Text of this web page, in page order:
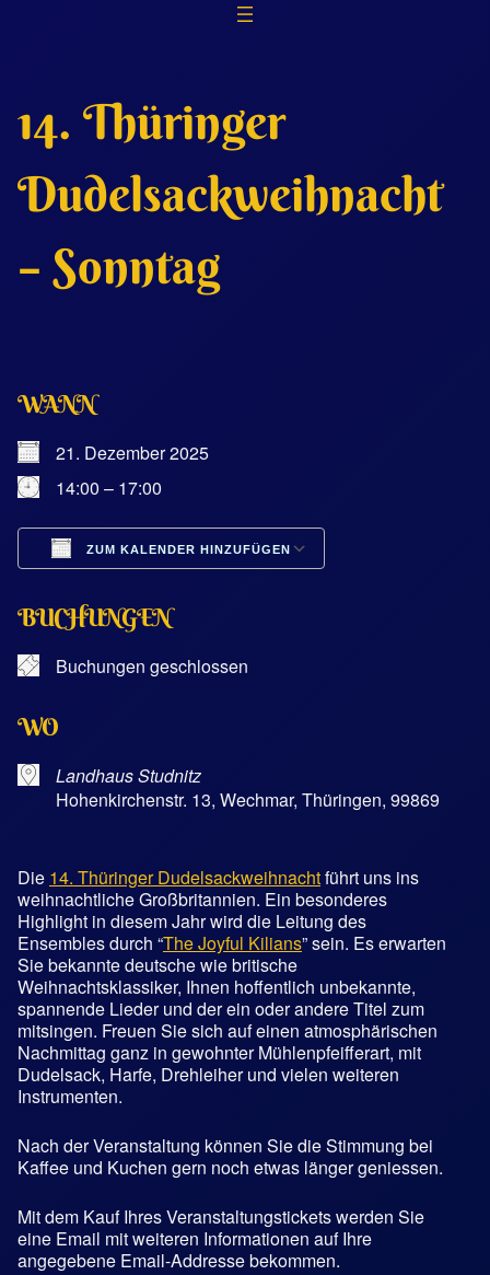
14. Thüringer
Dudelsackweihnacht
– Sonntag
WANN
21. Dezember 2025
14:00 – 17:00
ZUM KALENDER HINZUFÜGEN
BUCHUNGEN
Buchungen geschlossen
WO
Landhaus Studnitz
Hohenkirchenstr. 13, Wechmar, Thüringen, 99869
Die 14. Thüringer Dudelsackweihnachtführt uns ins
weihnachtliche Großbritannien. Ein besonderes
Highlight in diesem Jahr wird die Leitung des
Ensembles durch “The Joyful Kilians” sein. Es erwarten
Sie bekannte deutsche wie britische
Weihnachtsklassiker, Ihnen hoffentlich unbekannte,
spannende Lieder und der ein oder andere Titel zum
mitsingen. Freuen Sie sich auf einen atmosphärischen
Nachmittag ganz in gewohnter Mühlenpfeifferart, mit
Dudelsack, Harfe, Drehleiher und vielen weiteren
Instrumenten.
Nach der Veranstaltung können Sie die Stimmung bei
Kaffee und Kuchen gern noch etwas länger geniessen.
Mit dem Kauf Ihres Veranstaltungstickets werden Sie
eine Email mit weiteren Informationen auf Ihre
angegebene Email-Addresse bekommen.